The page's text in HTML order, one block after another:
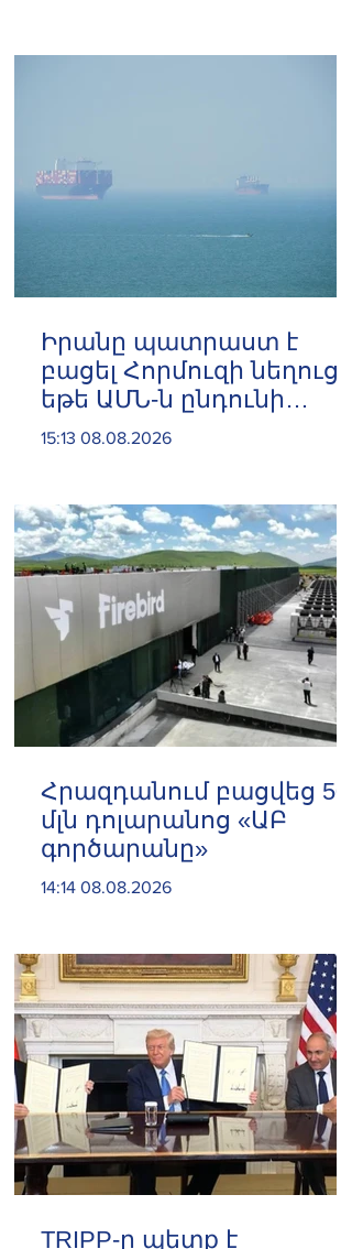
Իշխան Սաղաթելյան
Իրանը պատրաստ է
բացել Հորմուզի նեղուցը,
եթե ԱՄՆ-ն ընդունի
հանրապետության
15:13 08.08.2026
Հրազդանում բացվեց 500
մլն դոլարանոց «ԱԲ
գործարանը»
14:14 08.08.2026
TRIPP-ը պետք է